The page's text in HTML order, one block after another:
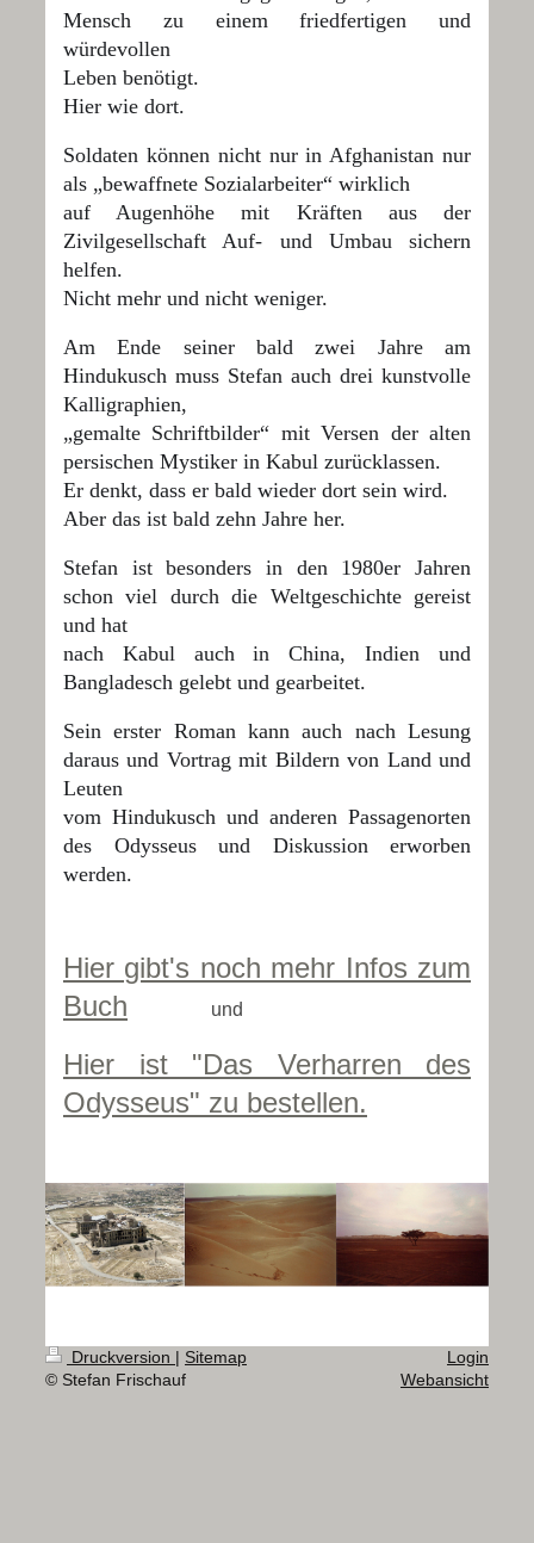
Mensch zu einem friedfertigen und
würdevollen
Leben benötigt.
Hier wie dort.
Soldaten können nicht nur in Afghanistan nur
als „bewaffnete Sozialarbeiter“ wirklich
auf Augenhöhe mit Kräften aus der
Zivilgesellschaft Auf- und Umbau sichern
helfen.
Nicht mehr und nicht weniger.
Am Ende seiner bald zwei Jahre am
Hindukusch muss Stefan auch drei kunstvolle
Kalligraphien,
„gemalte Schriftbilder“ mit Versen der alten
persischen Mystiker in Kabul zurücklassen.
Er denkt, dass er bald wieder dort sein wird.
Aber das ist bald zehn Jahre her.
Stefan ist besonders in den 1980er Jahren
schon viel durch die Weltgeschichte gereist
und hat
nach Kabul auch in China, Indien und
Bangladesch gelebt und gearbeitet.
Sein erster Roman kann auch nach Lesung
daraus und Vortrag mit Bildern von Land und
Leuten
vom Hindukusch und anderen Passagenorten
des Odysseus und Diskussion erworben
werden.
Hier gibt's noch mehr Infos zum
Buch
und
Hier ist "Das Verharren des
Odysseus" zu bestellen.
Druckversion | Sitemap
© Stefan Frischauf
Login
Webansicht